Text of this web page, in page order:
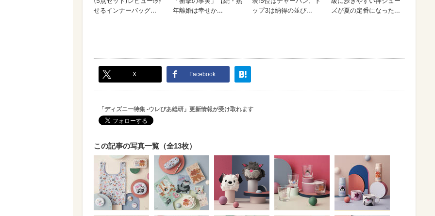
X Facebook
「ディズニー特集 -ウレぴあ総研」更新情報が受け取れます
この記事の写真一覧（全13枚）